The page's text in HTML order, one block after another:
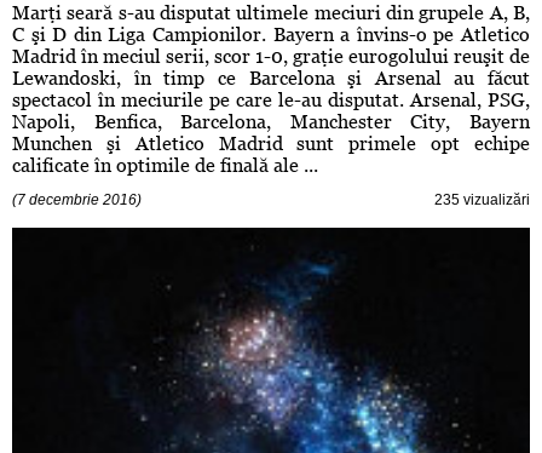
Marţi seară s-au disputat ultimele meciuri din grupele A, B,
C şi D din Liga Campionilor. Bayern a învins-o pe Atletico
Madrid în meciul serii, scor 1-0, graţie eurogolului reuşit de
Lewandoski, în timp ce Barcelona şi Arsenal au făcut
spectacol în meciurile pe care le-au disputat. Arsenal, PSG,
Napoli, Benfica, Barcelona, Manchester City, Bayern
Munchen şi Atletico Madrid sunt primele opt echipe
calificate în optimile de finală ale ...
(7 decembrie 2016) 235 vizualizări